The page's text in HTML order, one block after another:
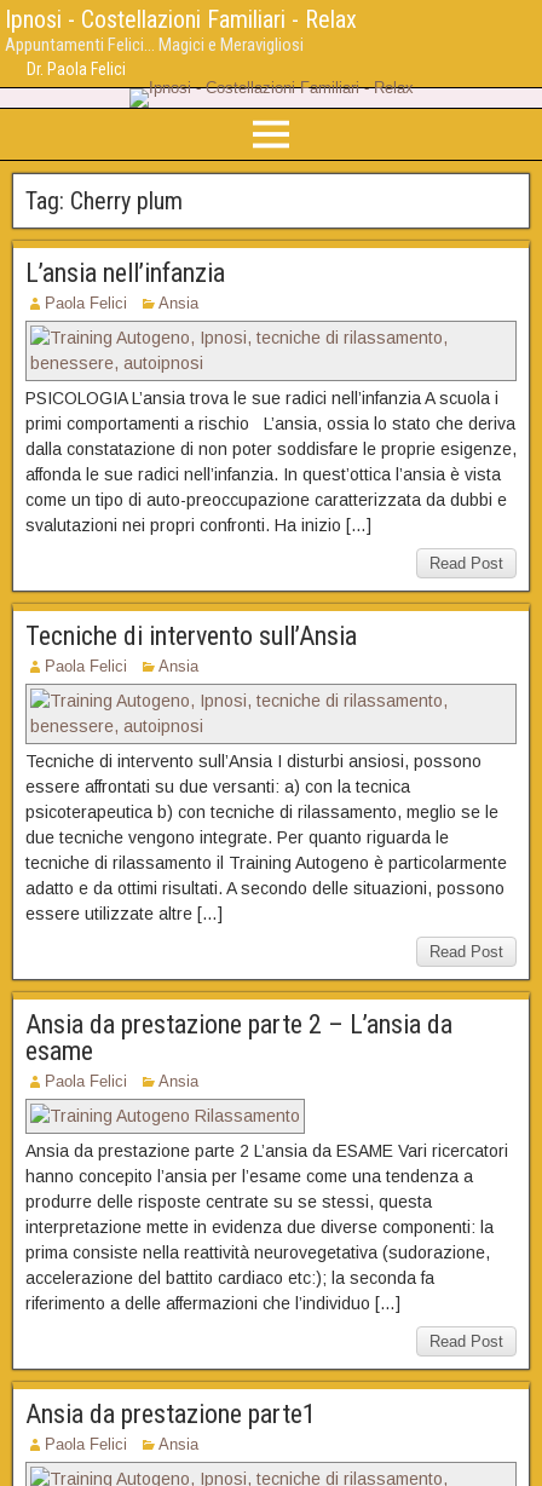
Ipnosi - Costellazioni Familiari - Relax
Appuntamenti Felici... Magici e Meravigliosi
Dr. Paola Felici
Tag: Cherry plum
L’ansia nell’infanzia
Paola Felici Ansia
PSICOLOGIA L’ansia trova le sue radici nell’infanzia A scuola i
primi comportamenti a rischio L’ansia, ossia lo stato che deriva
dalla constatazione di non poter soddisfare le proprie esigenze,
affonda le sue radici nell’infanzia. In quest’ottica l’ansia è vista
come un tipo di auto-preoccupazione caratterizzata da dubbi e
svalutazioni nei propri confronti. Ha inizio […]
Read Post
Tecniche di intervento sull’Ansia
Paola Felici Ansia
Tecniche di intervento sull’Ansia I disturbi ansiosi, possono
essere affrontati su due versanti: a) con la tecnica
psicoterapeutica b) con tecniche di rilassamento, meglio se le
due tecniche vengono integrate. Per quanto riguarda le
tecniche di rilassamento il Training Autogeno è particolarmente
adatto e da ottimi risultati. A secondo delle situazioni, possono
essere utilizzate altre […]
Read Post
Ansia da prestazione parte 2 – L’ansia da
esame
Paola Felici Ansia
Ansia da prestazione parte 2 L’ansia da ESAME Vari ricercatori
hanno concepito l’ansia per l’esame come una tendenza a
produrre delle risposte centrate su se stessi, questa
interpretazione mette in evidenza due diverse componenti: la
prima consiste nella reattività neurovegetativa (sudorazione,
accelerazione del battito cardiaco etc:); la seconda fa
riferimento a delle affermazioni che l’individuo […]
Read Post
Ansia da prestazione parte1
Paola Felici Ansia